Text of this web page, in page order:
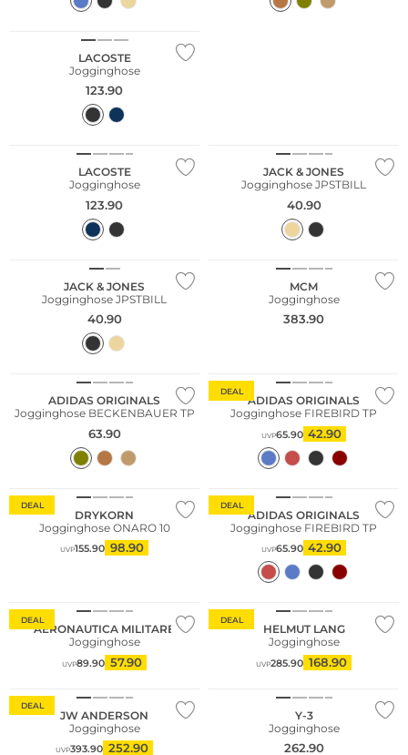
LACOSTE
Jogginghose
123.90
LACOSTE
Jogginghose
123.90
JACK & JONES
Jogginghose JPSTBILL
40.90
JACK & JONES
Jogginghose JPSTBILL
40.90
MCM
Jogginghose
383.90
ADIDAS ORIGINALS
Jogginghose BECKENBAUER TP
63.90
DEAL
ADIDAS ORIGINALS
Jogginghose FIREBIRD TP
UVP65.90 42.90
DEAL
DRYKORN
Jogginghose ONARO 10
UVP155.90 98.90
DEAL
Nachhaltig
ADIDAS ORIGINALS
Jogginghose FIREBIRD TP
UVP65.90 42.90
DEAL
AERONAUTICA MILITARE
Jogginghose
UVP89.90 57.90
DEAL
HELMUT LANG
Jogginghose
UVP285.90 168.90
DEAL
JW ANDERSON
Jogginghose
UVP393.90 252.90
Y-3
Jogginghose
262.90